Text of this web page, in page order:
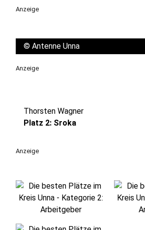
Anzeige
© Antenne Unna
Anzeige
Thorsten Wagner
Platz 2: Sroka
Anzeige